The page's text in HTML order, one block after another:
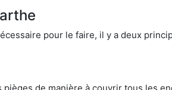
pour le faire, il y a deux